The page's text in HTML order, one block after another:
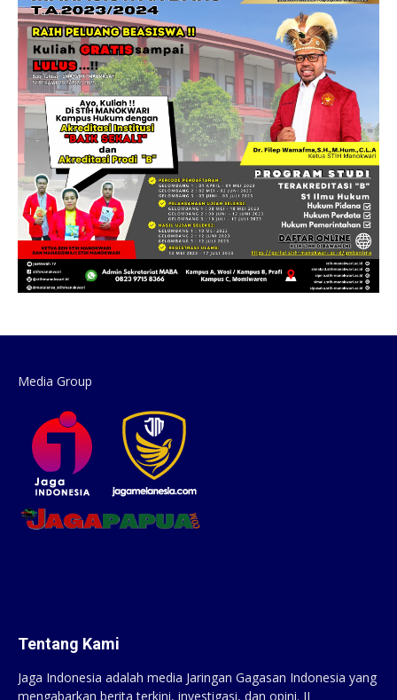
Media Group
Tentang Kami
Jaga Indonesia adalah media Jaringan Gagasan Indonesia yang
mengabarkan berita terkini, investigasi, dan opini. JI